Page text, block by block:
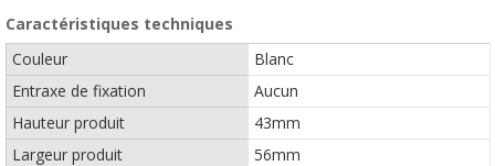
Caractéristiques techniques
Couleur
Blanc
Entraxe de fixation
Aucun
Hauteur produit
43mm
Largeur produit
56mm